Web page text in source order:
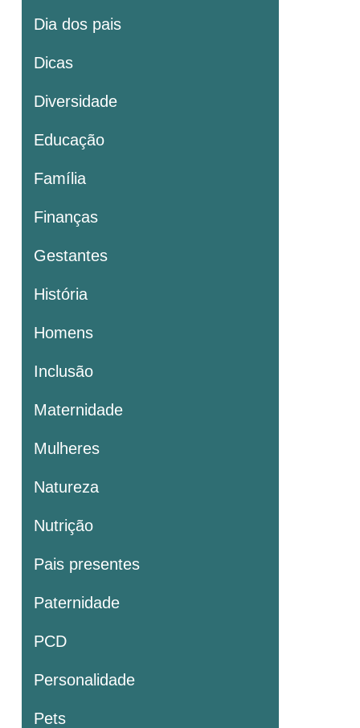
Dia dos pais
Dicas
Diversidade
Educação
Família
Finanças
Gestantes
História
Homens
Inclusão
Maternidade
Mulheres
Natureza
Nutrição
Pais presentes
Paternidade
PCD
Personalidade
Pets